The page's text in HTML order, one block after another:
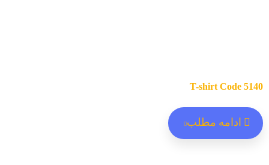
T-shirt Code 5140
ادامه مطلب